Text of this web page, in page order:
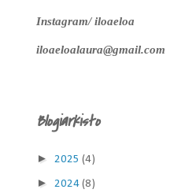
Instagram/ iloaeloa
iloaeloalaura@gmail.com
Blogiarkisto
► 2025 (4)
► 2024 (8)